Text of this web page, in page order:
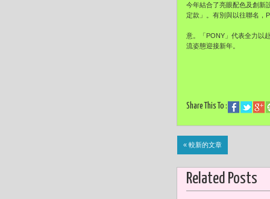
今年結合了亮眼配色及創新
定款」。有別與以往聯名，
意。「PONY」代表全力以
流姿態迎接新年。
Share This To :
« 較新的文章
Related Posts